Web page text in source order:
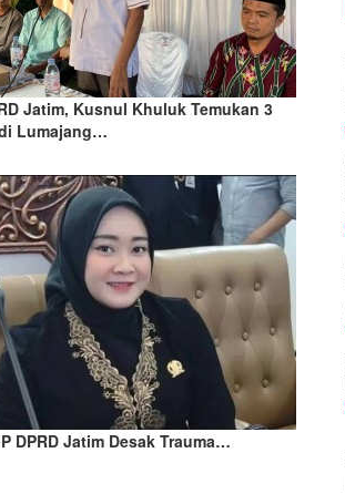
Jatim, Kusnul Khuluk Temukan 3
Lumajang…
DPRD Jatim Desak Trauma…